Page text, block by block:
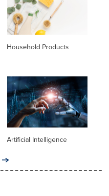
Household Products
Artificial Intelligence